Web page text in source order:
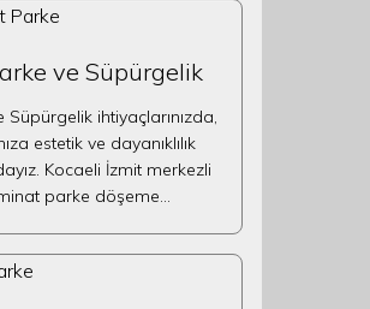
ve Süpürgelik
ihtiyaçlarınızda,
estetik ve dayanıklılık
Kocaeli İzmit merkezli
parke döşeme…